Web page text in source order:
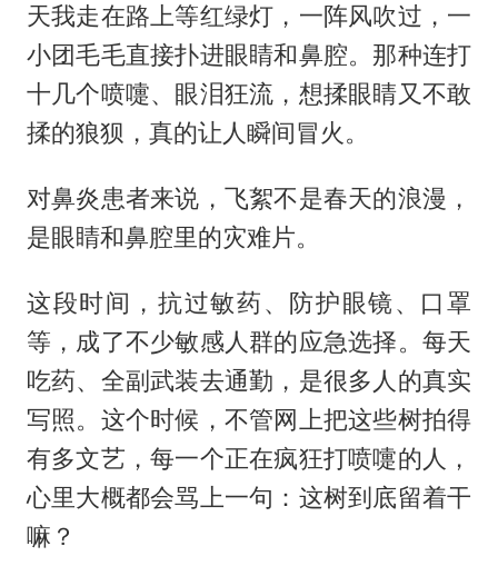
天我走在路上等红绿灯，一阵风吹过，一
小团毛毛直接扑进眼睛和鼻腔。那种连打
十几个喷嚏、眼泪狂流，想揉眼睛又不敢
揉的狼狈，真的让人瞬间冒火。
对鼻炎患者来说，飞絮不是春天的浪漫，
是眼睛和鼻腔里的灾难片。
这段时间，抗过敏药、防护眼镜、口罩
等，成了不少敏感人群的应急选择。每天
吃药、全副武装去通勤，是很多人的真实
写照。这个时候，不管网上把这些树拍得
有多文艺，每一个正在疯狂打喷嚏的人，
心里大概都会骂上一句：这树到底留着干
嘛？